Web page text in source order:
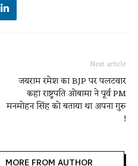
Next article
जयराम रमेश का BJP पर पलटवार
कहा राष्ट्रपति ओबामा ने पूर्व PM
मनमोहन सिंह को बताया था अपना गुरु
!